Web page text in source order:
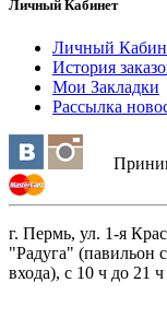
Личный Кабинет
Личный
История
Мои Закладки
Рассылка
г. Пермь, ул. 1-я
"Радуга" (павильон
входа), с 10 ч до 21